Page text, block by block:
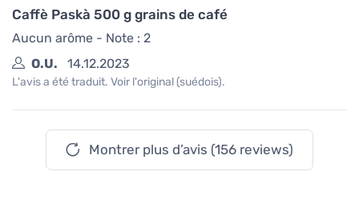
Caffè Paskà 500 g grains de café
Aucun arôme - Note : 2
O.U.
14.12.2023
L'avis a été traduit. Voir l'original (suédois).
Montrer plus d’avis (156 reviews)